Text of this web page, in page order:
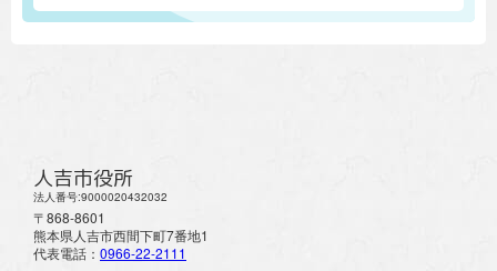
人吉市役所
法人番号:9000020432032
〒868-8601
熊本県人吉市西間下町7番地1
代表電話： 0966-22-2111